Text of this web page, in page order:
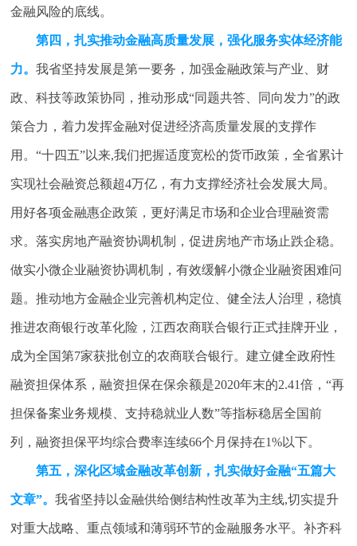
金融风险的底线。
第四，扎实推动金融高质量发展，强化服务实体经济能
力。 我省坚持发展是第一要务，加强金融政策与产业、财
政、科技等政策协同，推动形成“同题共答、同向发力”的政
策合力，着力发挥金融对促进经济高质量发展的支撑作
用。“十四五”以来,我们把握适度宽松的货币政策，全省累计
实现社会融资总额超4万亿，有力支撑经济社会发展大局。
用好各项金融惠企政策，更好满足市场和企业合理融资需
求。落实房地产融资协调机制，促进房地产市场止跌企稳。
做实小微企业融资协调机制，有效缓解小微企业融资困难问
题。推动地方金融企业完善机构定位、健全法人治理，稳慎
推进农商银行改革化险，江西农商联合银行正式挂牌开业，
成为全国第7家获批创立的农商联合银行。建立健全政府性
融资担保体系，融资担保在保余额是2020年末的2.41倍，“再
担保备案业务规模、支持稳就业人数”等指标稳居全国前
列，融资担保平均综合费率连续66个月保持在1%以下。
第五，深化区域金融改革创新，扎实做好金融“五篇大
文章”。 我省坚持以金融供给侧结构性改革为主线,切实提升
对重大战略、重点领域和薄弱环节的金融服务水平。补齐科